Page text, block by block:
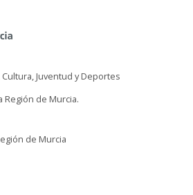
Juventud y Deportes
de Murcia.
de Murcia